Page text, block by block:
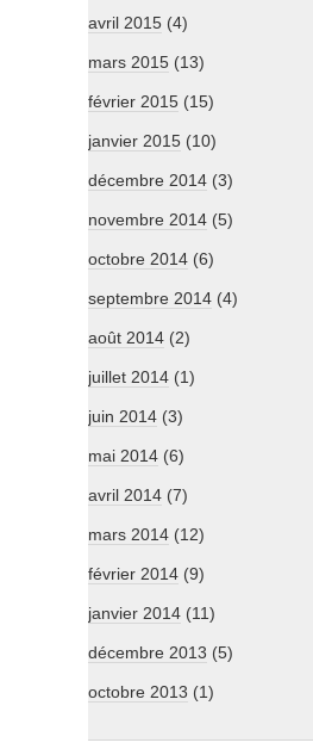
avril 2015 (4)
mars 2015 (13)
février 2015 (15)
janvier 2015 (10)
décembre 2014 (3)
novembre 2014 (5)
octobre 2014 (6)
septembre 2014 (4)
août 2014 (2)
juillet 2014 (1)
juin 2014 (3)
mai 2014 (6)
avril 2014 (7)
mars 2014 (12)
février 2014 (9)
janvier 2014 (11)
décembre 2013 (5)
octobre 2013 (1)